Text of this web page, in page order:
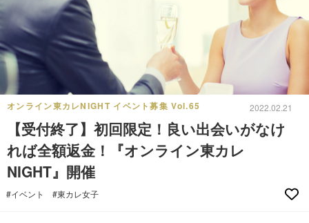
オンライン東カレNIGHT イベント募集 Vol.65 2022.02.21
【受付終了】初回限定！良い出会いがなけ
れば全額返金！『オンライン東カレ
NIGHT』開催
#イベント #東カレ女子